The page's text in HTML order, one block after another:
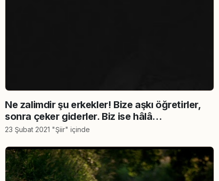
Ne zalimdir şu erkekler! Bize aşkı öğretirler,
sonra çeker giderler. Biz ise hâlâ...
23 Şubat 2021 "Şiir" içinde